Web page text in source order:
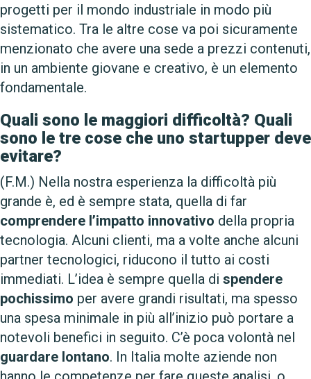
progetti per il mondo industriale in modo più
sistematico. Tra le altre cose va poi sicuramente
menzionato che avere una sede a prezzi contenuti,
in un ambiente giovane e creativo, è un elemento
fondamentale.
Quali sono le maggiori difficoltà? Quali
sono le tre cose che uno startupper deve
evitare?
(F.M.) Nella nostra esperienza la difficoltà più
grande è, ed è sempre stata, quella di far
comprendere l’impatto innovativo della propria
tecnologia. Alcuni clienti, ma a volte anche alcuni
partner tecnologici, riducono il tutto ai costi
immediati. L’idea è sempre quella di spendere
pochissimo per avere grandi risultati, ma spesso
una spesa minimale in più all’inizio può portare a
notevoli benefici in seguito. C’è poca volontà nel
guardare lontano. In Italia molte aziende non